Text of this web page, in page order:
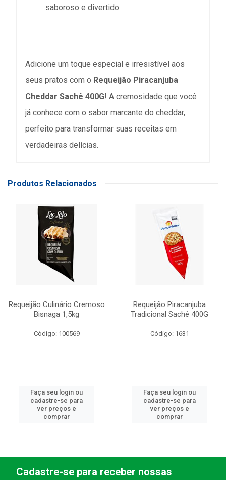
saboroso e divertido.
Adicione um toque especial e irresistível aos
seus pratos com o Requeijão Piracanjuba
Cheddar Sachê 400G! A cremosidade que você
já conhece com o sabor marcante do cheddar,
perfeito para transformar suas receitas em
verdadeiras delícias.
Produtos Relacionados
Requeijão Culinário Cremoso
Bisnaga 1,5kg
Código: 100569
Faça seu login ou
cadastre-se para
ver preços e
comprar
Requeijão Piracanjuba
Tradicional Sachê 400G
Código: 1631
Faça seu login ou
cadastre-se para
ver preços e
comprar
Cadastre-se para receber nossas